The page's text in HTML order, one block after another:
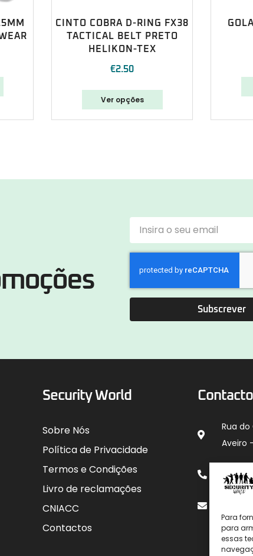
Para
para
essas
CINTO COBRA D-RING FX38
TACTICAL BELT PRETO
HELIKON-TEX
€2.50
Ver opções
Subscrever
Security World
Sobre Nós
Política de Privacidade
Termos e Condições
Livro de reclamações
CNIACC
Contactos
Rua
Aveiro
912
para